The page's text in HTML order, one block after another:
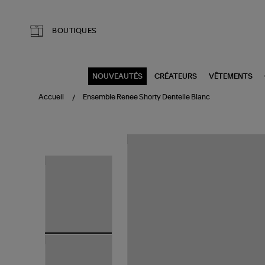
BOUTIQUES
NOUVEAUTÉS CRÉATEURS VÊTEMENTS
Accueil Ensemble Renee Shorty Dentelle Blanc